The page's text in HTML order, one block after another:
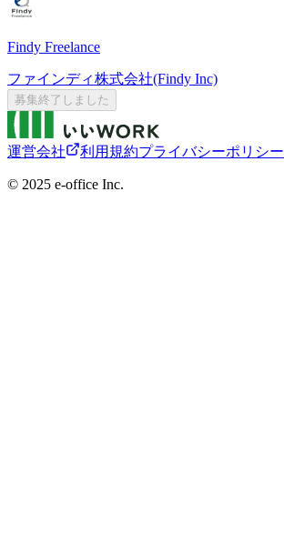
Findy Freelance
ファインディ株式会社(Findy Inc)
募集終了しました
運営会社 利用規約プライバシーポリシー
©︎ 2025 e-office Inc.